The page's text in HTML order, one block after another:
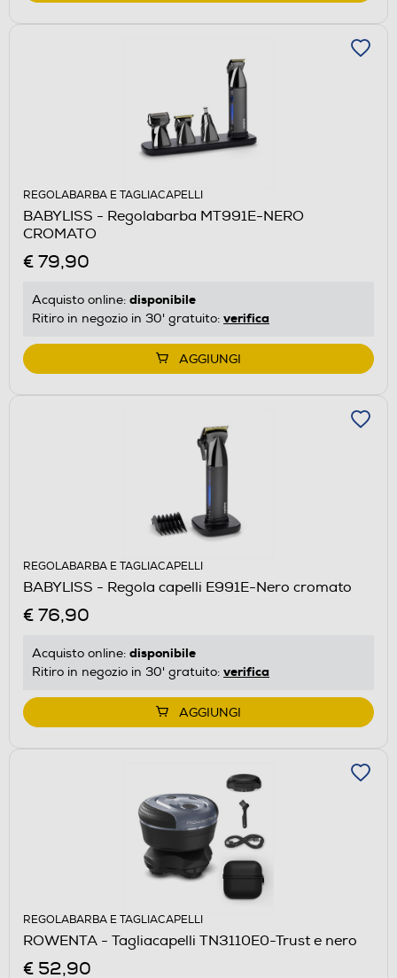
REGOLABARBA E TAGLIACAPELLI
BABYLISS - Regolabarba MT991E-NERO
CROMATO
€ 79,90
Acquisto online: disponibile
Ritiro in negozio in 30' gratuito: verifica
AGGIUNGI
REGOLABARBA E TAGLIACAPELLI
BABYLISS - Regola capelli E991E-Nero cromato
€ 76,90
Acquisto online: disponibile
Ritiro in negozio in 30' gratuito: verifica
AGGIUNGI
REGOLABARBA E TAGLIACAPELLI
ROWENTA - Tagliacapelli TN3110E0-Trust e nero
€ 52,90